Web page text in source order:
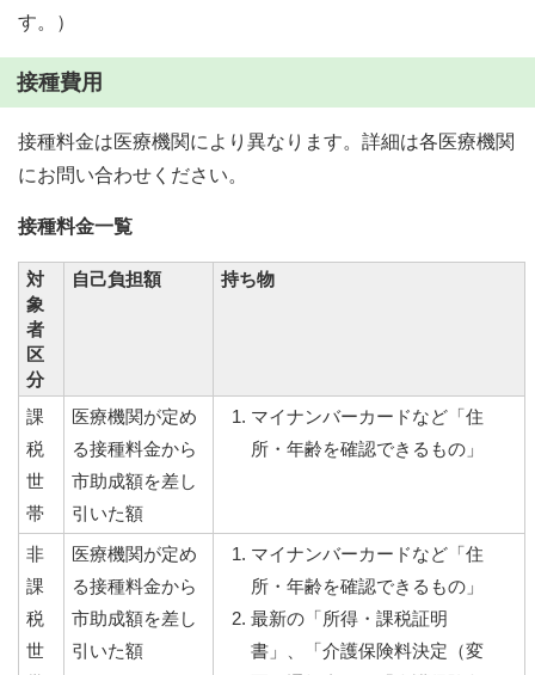
す。）
接種費用
接種料金は医療機関により異なります。詳細は各医療機関
にお問い合わせください。
接種料金一覧
対
象
者
区
分
自己負担額 持ち物
課
税
世
帯
医療機関が定め
る接種料金から
市助成額を差し
引いた額
マイナンバーカードなど「住
所・年齢を確認できるもの」
非
課
税
世
医療機関が定め
る接種料金から
市助成額を差し
引いた額
マイナンバーカードなど「住
所・年齢を確認できるもの」
最新の「所得・課税証明
書」、「介護保険料決定（変